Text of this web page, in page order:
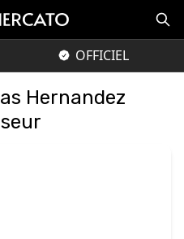
OFFICIEL
Hernandez